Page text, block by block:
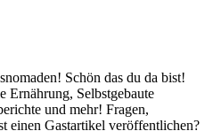
Schön das du da bist!
Selbstgebaute
und mehr! Fragen,
einen Gastartikel veröffentlichen?